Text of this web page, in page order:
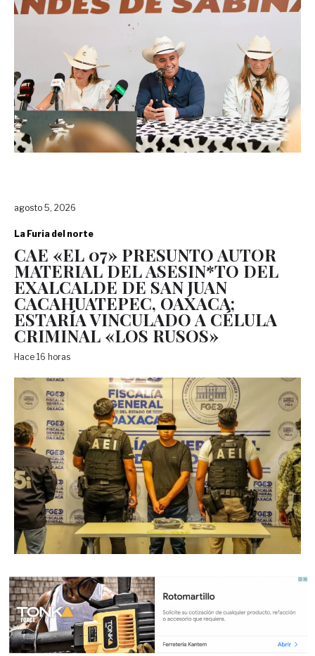
agosto 5, 2026
La Furia del norte
CAE «EL 07» PRESUNTO AUTOR
MATERIAL DEL ASESIN*TO DEL
EXALCALDE DE SAN JUAN
CACAHUATEPEC, OAXACA;
ESTARÍA VINCULADO A CÉLULA
CRIMINAL «LOS RUSOS»
Hace 16 horas